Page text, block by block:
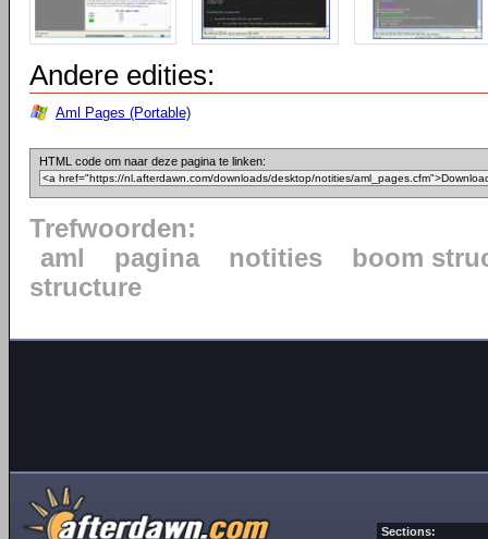
Andere edities:
Aml Pages (Portable)
HTML code om naar deze pagina te linken:
Trefwoorden:
aml
pagina notities
boom
structure
Sections: